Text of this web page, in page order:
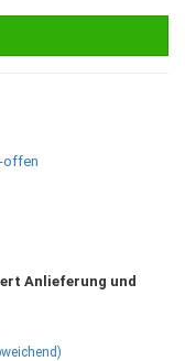
Anlieferung und